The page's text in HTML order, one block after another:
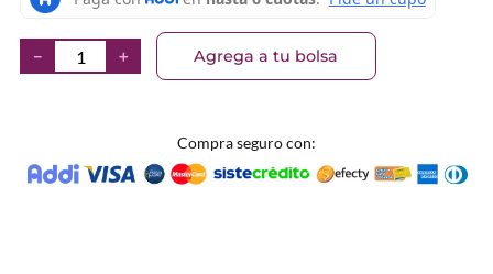
＋
－ Agrega a tu bolsa
Compra seguro con: